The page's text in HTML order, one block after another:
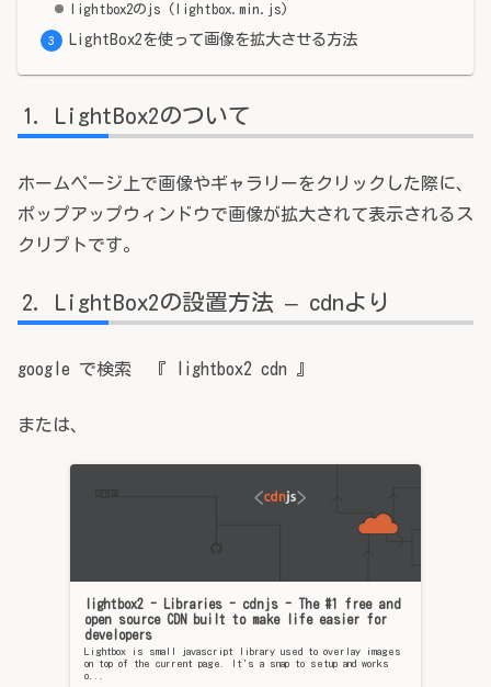
lightbox2のjs (lightbox.min.js)
LightBox2を使って画像を拡大させる方法
LightBox2のついて
ホームページ上で画像やギャラリーをクリックした際に、
ポップアップウィンドウで画像が拡大されて表示されるス
クリプトです。
LightBox2の設置方法 – cdnより
google で検索 『 lightbox2 cdn 』
または、
lightbox2 - Libraries - cdnjs - The #1 free and
open source CDN built to make life easier for
developers
Lightbox is small javascript library used to overlay images
on top of the current page. It's a snap to setup and works
o...